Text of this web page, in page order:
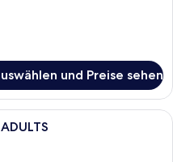
und Preise sehen
Schlafzimmer,